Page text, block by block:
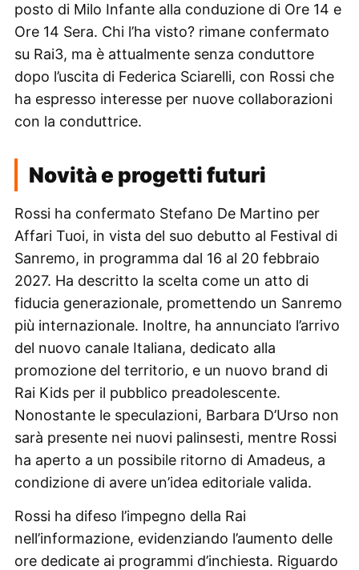
posto di Milo Infante alla conduzione di Ore 14 e
Ore 14 Sera. Chi l’ha visto? rimane confermato
su Rai3, ma è attualmente senza conduttore
dopo l’uscita di Federica Sciarelli, con Rossi che
ha espresso interesse per nuove collaborazioni
con la conduttrice.
Novità e progetti futuri
Rossi ha confermato Stefano De Martino per
Affari Tuoi, in vista del suo debutto al Festival di
Sanremo, in programma dal 16 al 20 febbraio
2027. Ha descritto la scelta come un atto di
fiducia generazionale, promettendo un Sanremo
più internazionale. Inoltre, ha annunciato l’arrivo
del nuovo canale Italiana, dedicato alla
promozione del territorio, e un nuovo brand di
Rai Kids per il pubblico preadolescente.
Nonostante le speculazioni, Barbara D’Urso non
sarà presente nei nuovi palinsesti, mentre Rossi
ha aperto a un possibile ritorno di Amadeus, a
condizione di avere un’idea editoriale valida.
Rossi ha difeso l’impegno della Rai
nell’informazione, evidenziando l’aumento delle
ore dedicate ai programmi d’inchiesta. Riguardo